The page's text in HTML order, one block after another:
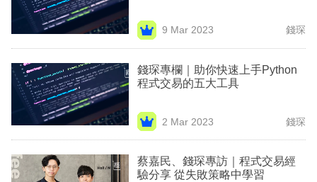
理
商
業
科
技
職
9 Mar 2023 錢琛
錢琛專欄｜助你快速上手Python
程式交易的五大工具
2 Mar 2023 錢琛
蔡嘉民、錢琛專訪｜程式交易經
驗分享 從失敗策略中學習